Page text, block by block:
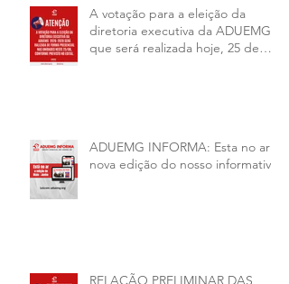
A votação para a eleição da
diretoria executiva da ADUEMG
que será realizada hoje, 25 de
ADUEMG INFORMA: Esta no ar a
nova edição do nosso informativo
RELAÇÃO PRELIMINAR DAS